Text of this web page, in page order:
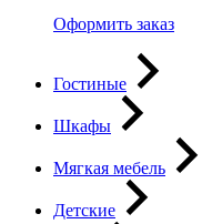
Оформить заказ
Гостиные
Шкафы
Мягкая мебель
Детские